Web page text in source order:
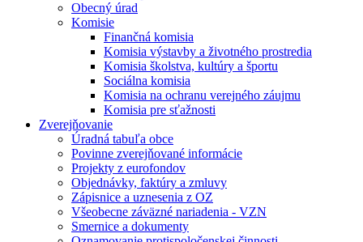
Obecný úrad
Komisie
Finančná komisia
Komisia výstavby a životného prostredia
Komisia školstva, kultúry a športu
Sociálna komisia
Komisia na ochranu verejného záujmu
Komisia pre sťažnosti
Zverejňovanie
Úradná tabuľa obce
Povinne zverejňované informácie
Projekty z eurofondov
Objednávky, faktúry a zmluvy
Zápisnice a uznesenia z OZ
Všeobecne záväzné nariadenia - VZN
Smernice a dokumenty